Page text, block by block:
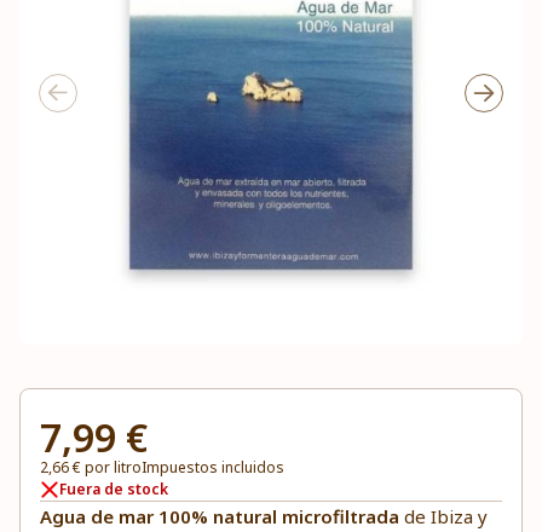
7,99 €
2,66 € por litroImpuestos incluidos
Fuera de stock
Agua de mar 100% natural microfiltrada de Ibiza y